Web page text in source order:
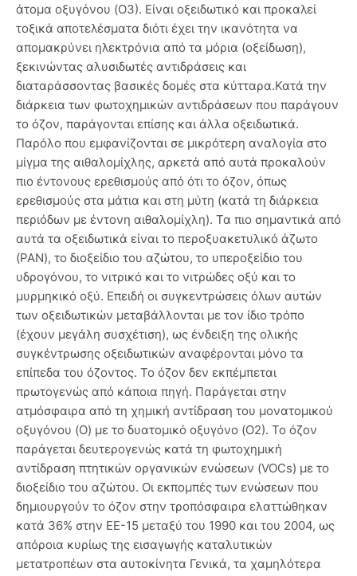
άτομα οξυγόνου (Ο3). Είναι οξειδωτικό και προκαλεί
τοξικά αποτελέσματα διότι έχει την ικανότητα να
απομακρύνει ηλεκτρόνια από τα μόρια (οξείδωση),
ξεκινώντας αλυσιδωτές αντιδράσεις και
διαταράσσοντας βασικές δομές στα κύτταρα.Κατά την
διάρκεια των φωτοχημικών αντιδράσεων που παράγουν
το όζον, παράγονται επίσης και άλλα οξειδωτικά.
Παρόλο που εμφανίζονται σε μικρότερη αναλογία στο
μίγμα της αιθαλομίχλης, αρκετά από αυτά προκαλούν
πιο έντονους ερεθισμούς από ότι το όζον, όπως
ερεθισμούς στα μάτια και στη μύτη (κατά τη διάρκεια
περιόδων με έντονη αιθαλομίχλη). Τα πιο σημαντικά από
αυτά τα οξειδωτικά είναι το περοξυακετυλικό άζωτο
(ΡΑΝ), το διοξείδιο του αζώτου, το υπεροξείδιο του
υδρογόνου, το νιτρικό και το νιτρώδες οξύ και το
μυρμηκικό οξύ. Επειδή οι συγκεντρώσεις όλων αυτών
των οξειδωτικών μεταβάλλονται με τον ίδιο τρόπο
(έχουν μεγάλη συσχέτιση), ως ένδειξη της ολικής
συγκέντρωσης οξειδωτικών αναφέρονται μόνο τα
επίπεδα του όζοντος. Το όζον δεν εκπέμπεται
πρωτογενώς από κάποια πηγή. Παράγεται στην
ατμόσφαιρα από τη χημική αντίδραση του μονατομικού
οξυγόνου (Ο) με το δυατομικό οξυγόνο (Ο2). Το όζον
παράγεται δευτερογενώς κατά τη φωτοχημική
αντίδραση πτητικών οργανικών ενώσεων (VOCs) με το
διοξείδιο του αζώτου. Οι εκπομπές των ενώσεων που
δημιουργούν το όζον στην τροπόσφαιρα ελαττώθηκαν
κατά 36% στην ΕΕ-15 μεταξύ του 1990 και του 2004, ως
απόροια κυρίως της εισαγωγής καταλυτικών
μετατροπέων στα αυτοκίνητα Γενικά, τα χαμηλότερα